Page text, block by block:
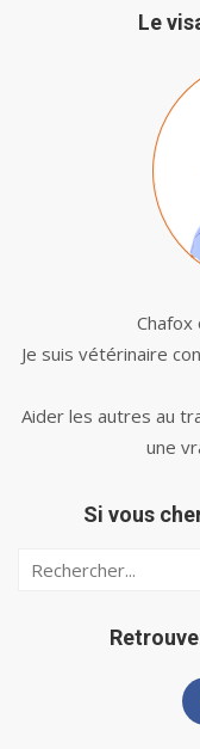
Le
Chafox
Je suis vétérinaire
Aider les autres au
une
Si vous